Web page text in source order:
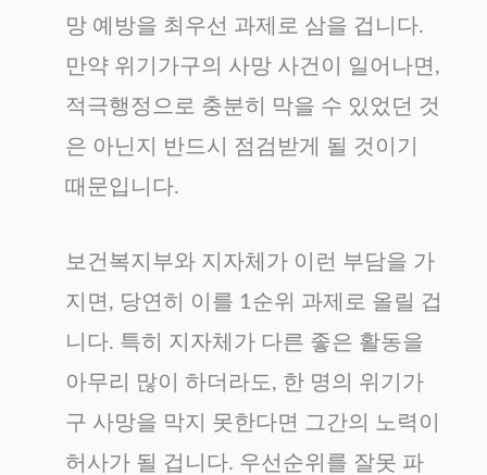
망 예방을 최우선 과제로 삼을 겁니다.
만약 위기가구의 사망 사건이 일어나면,
적극행정으로 충분히 막을 수 있었던 것
은 아닌지 반드시 점검받게 될 것이기
때문입니다.
보건복지부와 지자체가 이런 부담을 가
지면, 당연히 이를 1순위 과제로 올릴 겁
니다. 특히 지자체가 다른 좋은 활동을
아무리 많이 하더라도, 한 명의 위기가
구 사망을 막지 못한다면 그간의 노력이
허사가 될 겁니다. 우선순위를 잘못 파